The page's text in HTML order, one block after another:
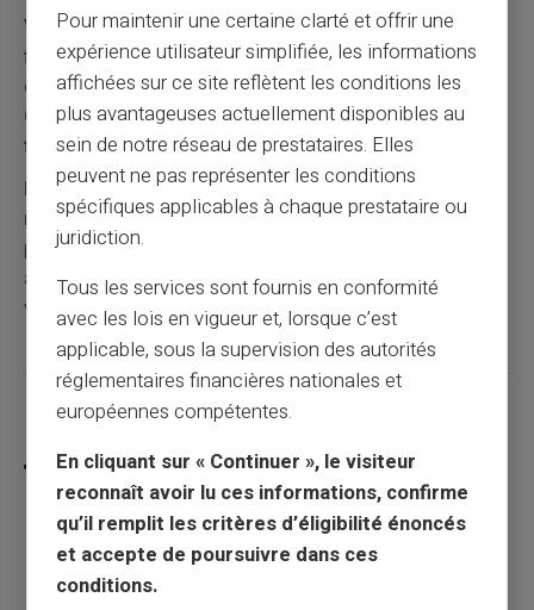
Vendez les objets inutiles pour créer une réserve
financière.Cette démarche libère de l'espace et génère
des liquidités. Elle finance votre épargne de précaution.
Cette approche combine désencombrement et
financement.
Investissez dans des placements générant des
revenus passifs.Ces rendements complètent
progressivement vos ressources. Ils construisent une
autonomie financière croissante. Cette stratégie bâtit
votre indépendance sur le long terme.
Partager cet article
Allocation de rentrée scolaire 2025 : tout
savoir sur cette aide financière
Pour maintenir une certaine clarté et offrir une
expérience utilisateur simplifiée, les informations
affichées sur ce site reflètent les conditions les
plus avantageuses actuellement disponibles au
sein de notre réseau de prestataires. Elles
peuvent ne pas représenter les conditions
spécifiques applicables à chaque prestataire ou
juridiction.
Tous les services sont fournis en conformité
avec les lois en vigueur et, lorsque c’est
applicable, sous la supervision des autorités
réglementaires financières nationales et
européennes compétentes.
En cliquant sur « Continuer », le visiteur
reconnaît avoir lu ces informations, confirme
qu’il remplit les critères d’éligibilité énoncés
et accepte de poursuivre dans ces
conditions.